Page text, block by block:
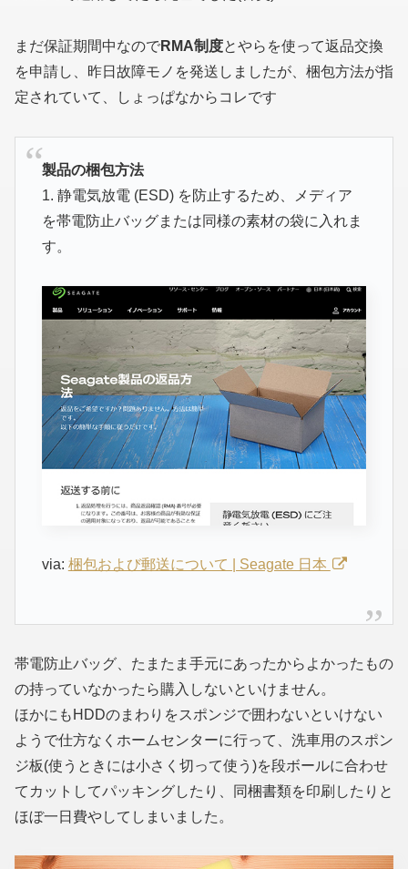
まだ保証期間中なのでRMA制度とやらを使って返品交換
を申請し、昨日故障モノを発送しましたが、梱包方法が指
定されていて、しょっぱなからコレです
製品の梱包方法
1. 静電気放電 (ESD) を防止するため、メディア
を帯電防止バッグまたは同様の素材の袋に入れま
す。
via: 梱包および郵送について | Seagate 日本
帯電防止バッグ、たまたま手元にあったからよかったもの
の持っていなかったら購入しないといけません。
ほかにもHDDのまわりをスポンジで囲わないといけない
ようで仕方なくホームセンターに行って、洗車用のスポン
ジ板(使うときには小さく切って使う)を段ボールに合わせ
てカットしてパッキングしたり、同梱書類を印刷したりと
ほぼ一日費やしてしまいました。